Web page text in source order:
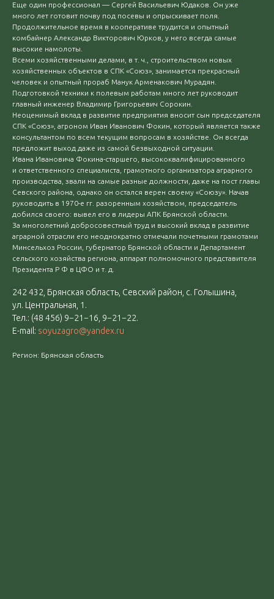
Еще один профессионал — Сергей Васильевич Юдаков. Он уже
много лет готовит почву под посевы и опрыскивает поля.
Продолжительное время в кооперативе трудится и опытный
комбайнер Александр Викторович Юрков, у него всегда самые
высокие намолоты.
Всеми хозяйственными делами, в т. ч., строительством новых
хозяйственных объектов в СПК «Союз», занимается прекрасный
человек и опытный прораб Манук Арменакович Мурадян.
Подготовкой техники к полевым работам много лет руководит
главный инженер Владимир Григорьевич Сорокин.
Неоценимый вклад в развитие предприятия вносит сын председателя
СПК «Союз», агроном Иван Иванович Фокин, который является также
консультантом по всем текущим вопросам в хозяйстве. Он всегда
предложит выход даже из самой безвыходной ситуации.
Ивана Ивановича Фокина-старшего, высококвалифицированного
и ответственного специалиста, грамотного организатора аграрного
производства, звали на самые разные должности, даже на пост главы
Севского района, однако он остался верен своему «Союзу». Начав
руководить в 1970-е гг. разоренным хозяйством, председатель
добился своего: вывел его в лидеры АПК Брянской области.
За многолетний добросовестный труд и высокий вклад в развитие
аграрной отрасли его неоднократно отмечали почетными грамотами
Минсельхоз России, губернатор Брянской области и Департамент
сельского хозяйства региона, аппарат полномочного представителя
Президента Р Ф в ЦФО и т. д.
242 432, Брянская область, Севский район, с. Голышина,
ул. Центральная, 1.
Тел.: (48 456) 9−21−16, 9−21−22.
E-mail: soyuzagro@yandex.ru
Регион: Брянская область